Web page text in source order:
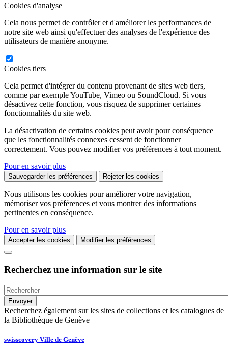
Cookies d'analyse
Cela nous permet de contrôler et d'améliorer les performances de
notre site web ainsi qu'effectuer des analyses de l'expérience des
utilisateurs de manière anonyme.
Cookies tiers
Cela permet d'intégrer du contenu provenant de sites web tiers,
comme par exemple YouTube, Vimeo ou SoundCloud. Si vous
désactivez cette fonction, vous risquez de supprimer certaines
fonctionnalités du site web.
La désactivation de certains cookies peut avoir pour conséquence
que les fonctionnalités connexes cessent de fonctionner
correctement. Vous pouvez modifier vos préférences à tout moment.
Pour en savoir plus
Sauvegarder les préférences Rejeter les cookies
Nous utilisons les cookies pour améliorer votre navigation,
mémoriser vos préférences et vous montrer des informations
pertinentes en conséquence.
Pour en savoir plus
Accepter les cookies Modifier les préférences
Recherchez une information sur le site
Recherchez également sur les sites de collections et les catalogues de
la Bibliothèque de Genève
swisscovery Ville de Genève